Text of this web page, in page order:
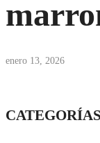
enero 13, 2026
CATEGORÍAS